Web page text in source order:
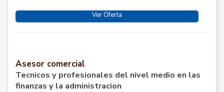
Ver Oferta
Asesor comercial
Tecnicos y profesionales del nivel medio en las
finanzas y la administracion